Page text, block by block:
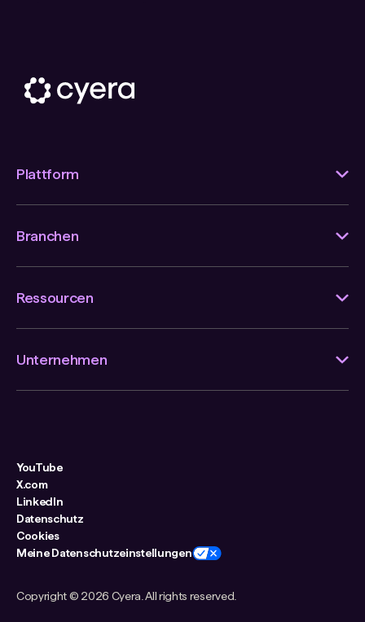
Plattform
Branchen
Ressourcen
Unternehmen
Copyright © 2026 Cyera. All rights reserved.
YouTube
X.com
LinkedIn
Datenschutz
Cookies
Meine Datenschutzeinstellungen